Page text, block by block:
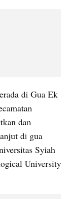
dan
di gua
Syiah
University